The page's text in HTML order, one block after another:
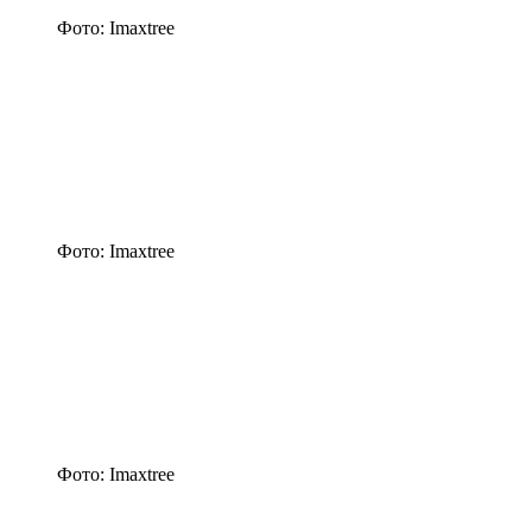
Фото: Imaxtree
Фото: Imaxtree
Фото: Imaxtree